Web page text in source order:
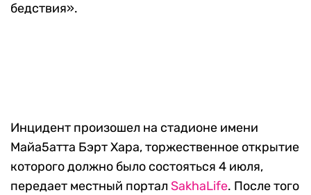
бедствия».
Инцидент произошел на стадионе имени
Майа5атта Бэрт Хара, торжественное открытие
которого должно было состояться 4 июля,
передает местный портал SakhaLife. После того